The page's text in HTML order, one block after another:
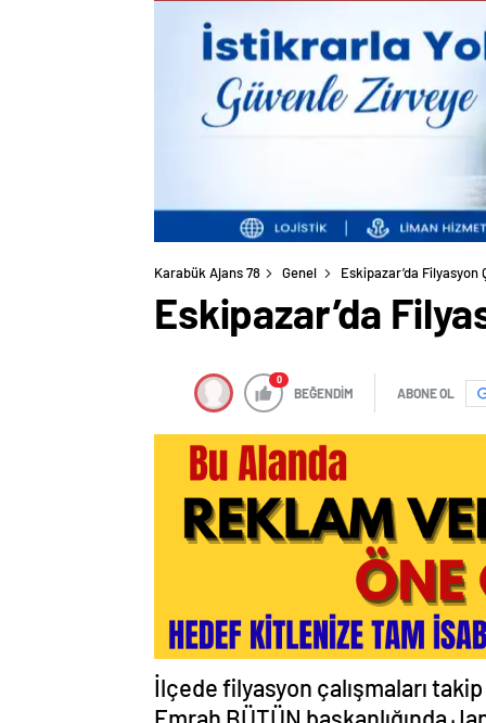
Karabük Ajans 78 Genel Eskipazar’da Filyasyon
Eskipazar’da
0
BEĞENDİM ABONE OL
İlçede filyasyon çalışmaları